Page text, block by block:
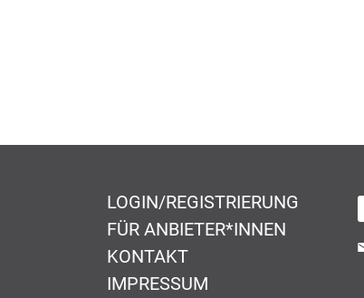
LOGIN/REGISTRIERUNG
FÜR ANBIETER*INNEN
KONTAKT
IMPRESSUM